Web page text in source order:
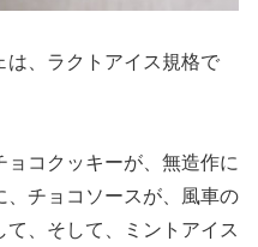
は、ラクトアイス規格で
ョコクッキーが、無造作に
チョコソースが、風車の
、そして、ミントアイス